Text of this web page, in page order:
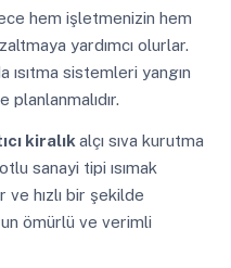
hem işletmenizin hem
yardımcı olurlar.
ısıtma sistemleri yangın
planlanmalıdır.
kiralık alçı sıva kurutma
sanayi tipi ısımak
ve hızlı bir şekilde
ömürlü ve verimli